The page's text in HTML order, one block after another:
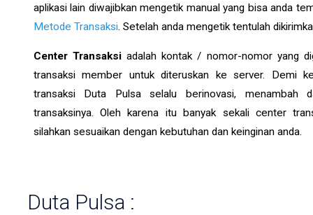
aplikasi lain diwajibkan mengetik manual yang bisa anda
Metode Transaksi. Setelah anda mengetik tentulah
Center Transaksiadalah kontak / nomor-nomor yang
transaksi member untuk diteruskan ke server. Demi
transaksi Duta Pulsa selalu berinovasi, menambah
transaksinya. Oleh karena itu banyak sekali center
silahkan sesuaikan dengan kebutuhan dan keinginan anda.
Duta Pulsa :